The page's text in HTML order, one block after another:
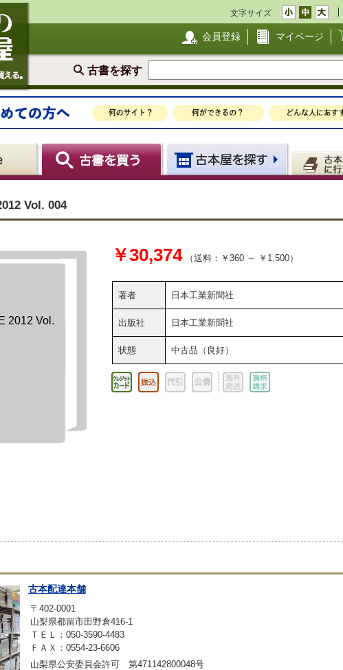
文字サイズ
会員登録 マイページ
古書を探す
Vol. 004
￥30,374（送料：￥360 ～ ￥1,500）
著者 日本工業新聞社
出版社 日本工業新聞社
状態 中古品（良好）
古本配達本舗
〒402-0001
山梨県都留市田野倉416-1
ＴＥＬ：050-3590-4483
ＦＡＸ：0554-23-6606
山梨県公安委員会許可 第471142800048号